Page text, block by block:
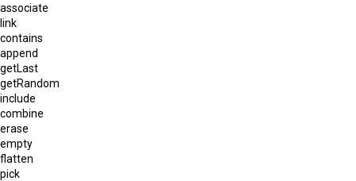
associate
link
contains
append
getLast
getRandom
include
combine
erase
empty
flatten
pick